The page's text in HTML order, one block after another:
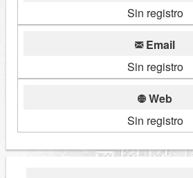
Sin registro
Email
Sin registro
Web
Sin registro